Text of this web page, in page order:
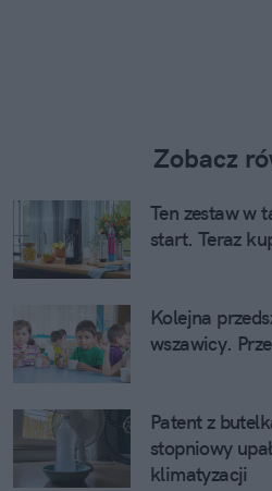
Zobacz
Ten zestaw w
start. Teraz
Kolejna
wszawicy.
Patent z
stopniowy
klimatyzacji